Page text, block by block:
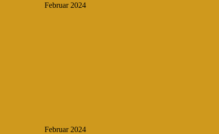
Februar 2024
Februar 2024